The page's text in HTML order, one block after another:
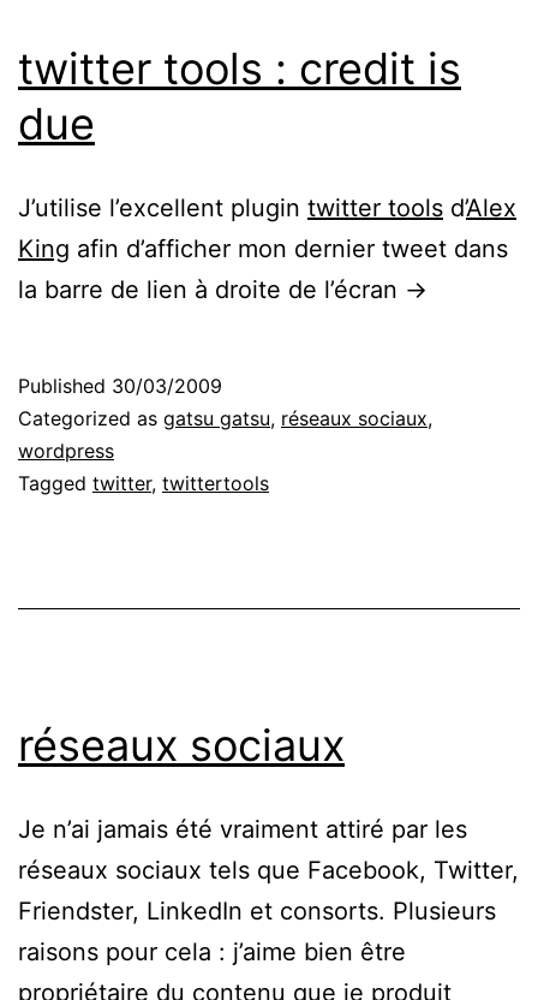
twitter tools : credit is
due
J’utilise l’excellent plugin twitter tools d’Alex
King afin d’afficher mon dernier tweet dans
la barre de lien à droite de l’écran ->
Published 30/03/2009
Categorized as gatsu gatsu, réseaux sociaux,
wordpress
Tagged twitter, twittertools
réseaux sociaux
Je n’ai jamais été vraiment attiré par les
réseaux sociaux tels que Facebook, Twitter,
Friendster, LinkedIn et consorts. Plusieurs
raisons pour cela : j’aime bien être
propriétaire du contenu que je produit